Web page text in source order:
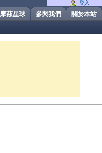
關於本站
參與我們
摩茲星球
登入